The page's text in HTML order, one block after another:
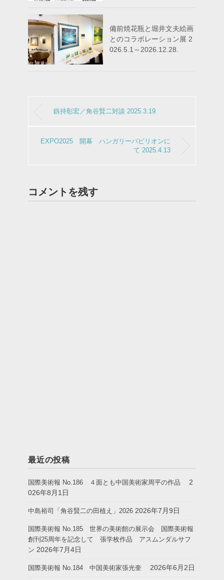
備前焼花瓶と堀井文夫絵画
とのコラボレーション展 2
026.5.1～2026.12.28.
釼持彰宏／角谷賢二対談 2025.3.19.
EXPO2025 開幕 ハンガリーパビリオンに
て 2025.4.13
コメントを残す
最近の投稿
国際美術報 No.186 ４面とも中国美術家周平の作品
2
026年8月1日
中島裕司「角谷賢二の田植え」2026 2026年7月9日
国際美術報 No.185 世界の美術館の展示会 国際美術報
創刊25周年を記念して 張学枚作品 アスムンダルサフ
ン 2026年7月4日
国際美術報 No.184 中国美術家張光奎 2026年6月2日